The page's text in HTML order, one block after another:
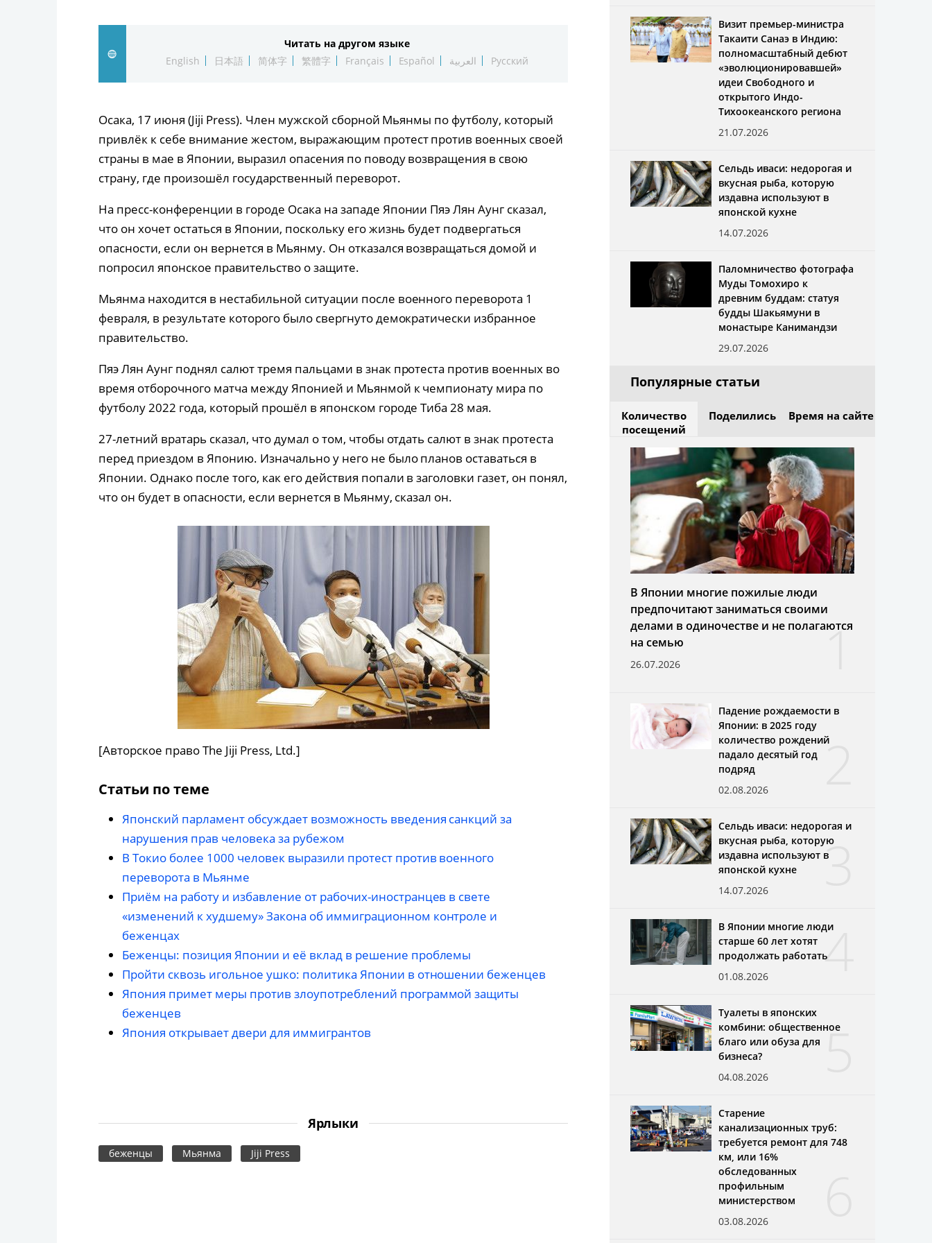
Токио
Читать на другом языке
English
日本語 简体字 繁體字 Français Español العربية Русский
Осака, 17 июня (Jiji Press). Член мужской сборной Мьянмы по футболу, который
привлёк к себе внимание жестом, выражающим протест против военных своей
страны в мае в Японии, выразил опасения по поводу возвращения в свою
страну, где произошёл государственный переворот.
На пресс-конференции в городе Осака на западе Японии Пяэ Лян Аунг сказал,
что он хочет остаться в Японии, поскольку его жизнь будет подвергаться
опасности, если он вернется в Мьянму. Он отказался возвращаться домой и
попросил японское правительство о защите.
Мьянма находится в нестабильной ситуации после военного переворота 1
февраля, в результате которого было свергнуто демократически избранное
правительство.
Пяэ Лян Аунг поднял салют тремя пальцами в знак протеста против военных во
время отборочного матча между Японией и Мьянмой к чемпионату мира по
футболу 2022 года, который прошёл в японском городе Тиба 28 мая.
27-летний вратарь сказал, что думал о том, чтобы отдать салют в знак протеста
перед приездом в Японию. Изначально у него не было планов оставаться в
Японии. Однако после того, как его действия попали в заголовки газет, он понял,
что он будет в опасности, если вернется в Мьянму, сказал он.
[Авторское право The Jiji Press, Ltd.]
Статьи по теме
Японский парламент обсуждает возможность введения санкций за
нарушения прав человека за рубежом
В Токио более 1000 человек выразили протест против военного
переворота в Мьянме
Приём на работу и избавление от рабочих-иностранцев в свете
«изменений к худшему» Закона об иммиграционном контроле и
беженцах
Беженцы: позиция Японии и её вклад в решение проблемы
Пройти сквозь игольное ушко: политика Японии в отношении беженцев
Япония примет меры против злоупотреблений программой защиты
беженцев
Япония открывает двери для иммигрантов
Ярлыки
беженцы Мьянма Jiji Press
Визит премьер-министра
Такаити Санаэ в Индию:
полномасштабный дебют
«эволюционировавшей»
идеи Свободного и
открытого Индо-
Тихоокеанского региона
21.07.2026
Сельдь иваси: недорогая и
вкусная рыба, которую
издавна используют в
японской кухне
14.07.2026
Паломничество фотографа
Муды Томохиро к
древним буддам: статуя
будды Шакьямуни в
монастыре Канимандзи
29.07.2026
Популярные статьи
Количество
посещений
Поделились Время на сайте
1
В Японии многие пожилые люди
предпочитают заниматься своими
делами в одиночестве и не полагаются
на семью
26.07.2026
2
Падение рождаемости в
Японии: в 2025 году
количество рождений
падало десятый год
подряд
02.08.2026
3
Сельдь иваси: недорогая и
вкусная рыба, которую
издавна используют в
японской кухне
14.07.2026
4
В Японии многие люди
старше 60 лет хотят
продолжать работать
01.08.2026
5
Туалеты в японских
комбини: общественное
благо или обуза для
бизнеса?
04.08.2026
Старение
канализационных труб:
требуется ремонт для 748
км, или 16%
обследованных
профильным
министерством
03.08.2026